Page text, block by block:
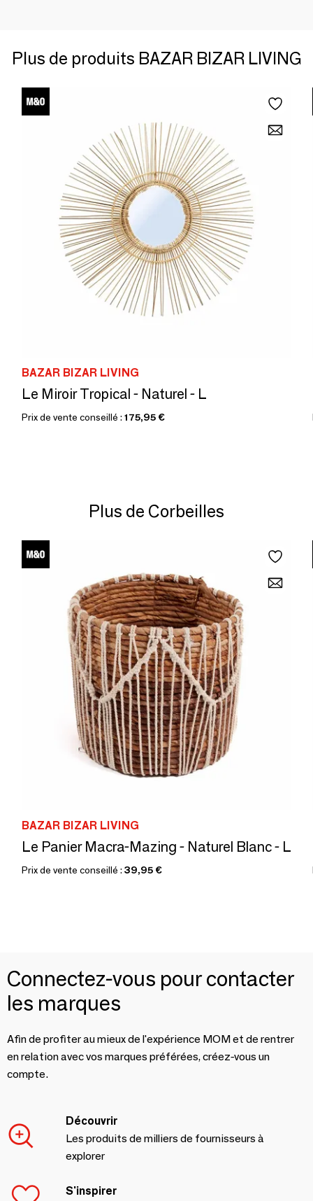
Plus de produits BAZAR BIZAR LIVING
BAZAR BIZAR LIVING
Le Miroir Tropical - Naturel - L
Prix de vente conseillé : 175,95 €
Plus de Corbeilles
BAZAR BIZAR LIVING
Le Panier Macra-Mazing - Naturel Blanc - L
Prix de vente conseillé : 39,95 €
Connectez-vous pour contacter
les marques
Afin de profiter au mieux de l'expérience MOM et de rentrer
en relation avec vos marques préférées, créez-vous un
compte.
Découvrir
Les produits de milliers de fournisseurs à
explorer
S'inspirer